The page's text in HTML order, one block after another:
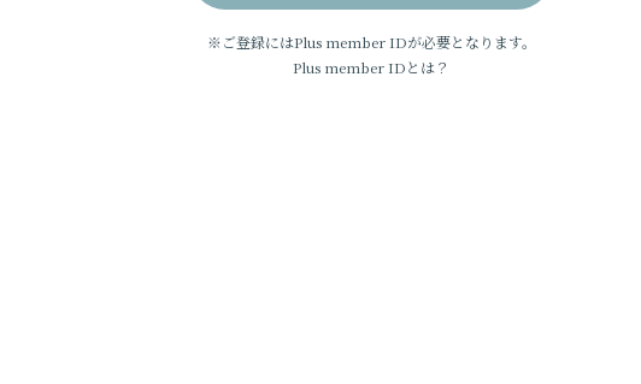
※ご登録にはPlus member IDが必要となります。
Plus member IDとは？